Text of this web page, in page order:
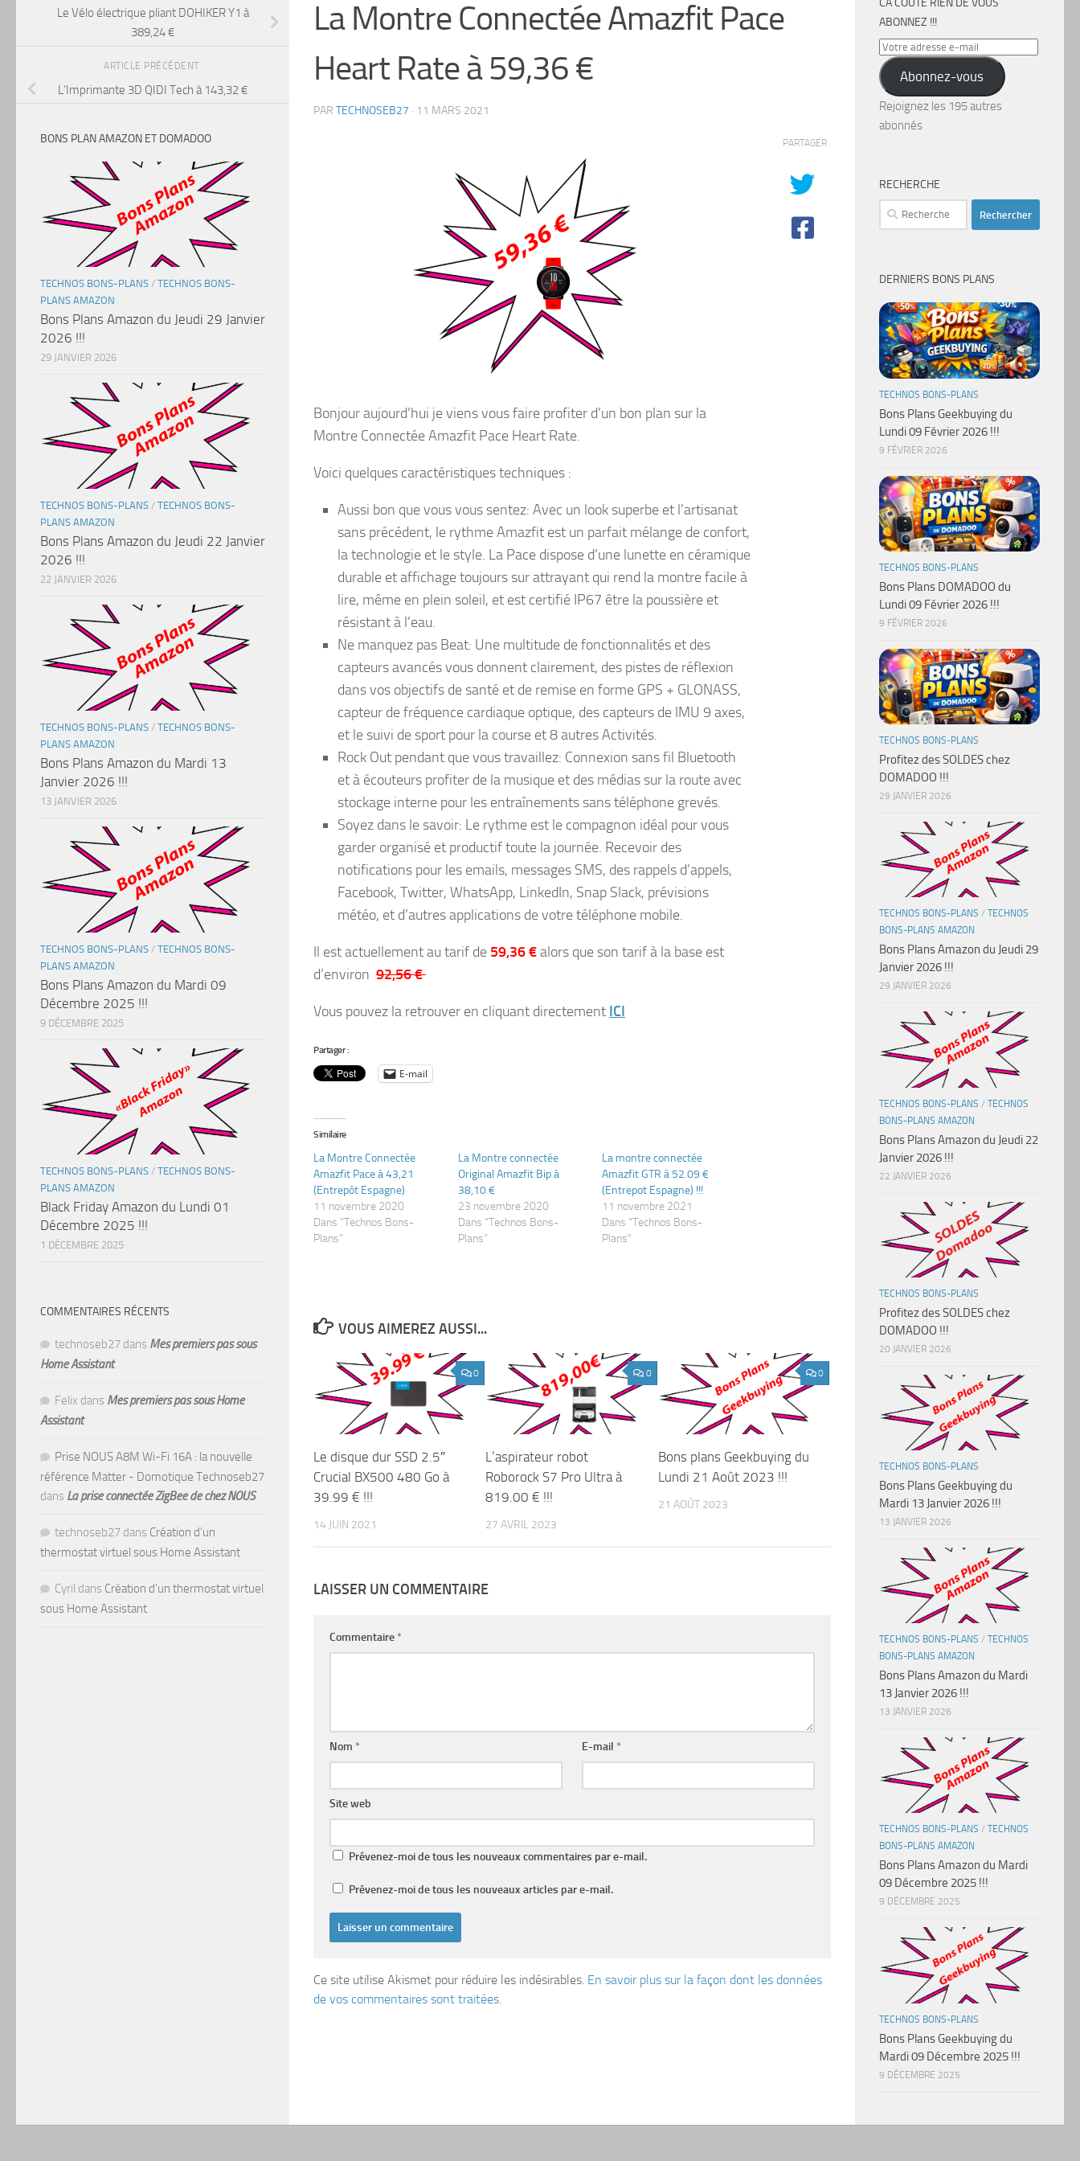
La Montre Connectée Amazfit Pace
Heart Rate à 59,36 €
PAR TECHNOSEB27 · 11 MARS 2021
Bonjour aujourd’hui je viens vous faire profiter d’un bon plan sur la
Montre Connectée Amazfit Pace Heart Rate.
Voici quelques caractéristiques techniques :
Aussi bon que vous vous sentez: Avec un look superbe et l’artisanat
sans précédent, le rythme Amazfit est un parfait mélange de confort,
la technologie et le style. La Pace dispose d’une lunette en céramique
durable et affichage toujours sur attrayant qui rend la montre facile à
lire, même en plein soleil, et est certifié IP67 être la poussière et
résistant à l’eau.
Ne manquez pas Beat: Une multitude de fonctionnalités et des
capteurs avancés vous donnent clairement, des pistes de réflexion
dans vos objectifs de santé et de remise en forme GPS + GLONASS,
capteur de fréquence cardiaque optique, des capteurs de IMU 9 axes,
et le suivi de sport pour la course et 8 autres Activités.
Rock Out pendant que vous travaillez: Connexion sans fil Bluetooth
et à écouteurs profiter de la musique et des médias sur la route avec
stockage interne pour les entraînements sans téléphone grevés.
Soyez dans le savoir: Le rythme est le compagnon idéal pour vous
garder organisé et productif toute la journée. Recevoir des
notifications pour les emails, messages SMS, des rappels d’appels,
Facebook, Twitter, WhatsApp, LinkedIn, Snap Slack, prévisions
météo, et d’autres applications de votre téléphone mobile.
Il est actuellement au tarif de 59,36 €alors que son tarif à la base est
d’environ 92,56 €
Vous pouvez la retrouver en cliquant directement ICI
Partager :
E-mail
Similaire
La Montre Connectée
Amazfit Pace à 43,21
(Entrepôt Espagne)
11 novembre 2020
Dans "Technos Bons-
Plans"
La Montre connectée
Original Amazfit Bip à
38,10 €
23 novembre 2020
Dans "Technos Bons-
Plans"
La montre connectée
Amazfit GTR à 52.09 €
(Entrepot Espagne) !!!
11 novembre 2021
Dans "Technos Bons-
Plans"
PARTAGER
VOUS AIMEREZ AUSSI...
0
Le disque dur SSD 2.5″
Crucial BX500 480 Go à
39.99 € !!!
14 JUIN 2021
0
L’aspirateur robot
Roborock S7 Pro Ultra à
819.00 € !!!
27 AVRIL 2023
0
Bons plans Geekbuying du
Lundi 21 Août 2023 !!!
21 AOÛT 2023
LAISSER UN COMMENTAIRE
Commentaire*
Nom * E-mail*
Site web
Prévenez-moi de tous les nouveaux commentaires par e-mail.
Prévenez-moi de tous les nouveaux articles par e-mail.
Ce site utilise Akismet pour réduire les indésirables. En savoir plus sur la façon dont les données
de vos commentaires sont traitées
Le Vélo électrique pliant DOHIKER Y1 à
389,24 €
ARTICLE PRÉCÉDENT
L’Imprimante 3D QIDI Tech à 143,32 €
BONS PLAN AMAZON ET DOMADOO
TECHNOS BONS-PLANS / TECHNOS BONS-
PLANS AMAZON
Bons Plans Amazon du Jeudi 29 Janvier
2026 !!!
29 JANVIER 2026
TECHNOS BONS-PLANS / TECHNOS BONS-
PLANS AMAZON
Bons Plans Amazon du Jeudi 22 Janvier
2026 !!!
22 JANVIER 2026
TECHNOS BONS-PLANS / TECHNOS BONS-
PLANS AMAZON
Bons Plans Amazon du Mardi 13
Janvier 2026 !!!
13 JANVIER 2026
TECHNOS BONS-PLANS / TECHNOS BONS-
PLANS AMAZON
Bons Plans Amazon du Mardi 09
Décembre 2025 !!!
9 DÉCEMBRE 2025
TECHNOS BONS-PLANS / TECHNOS BONS-
PLANS AMAZON
Black Friday Amazon du Lundi 01
Décembre 2025 !!!
1 DÉCEMBRE 2025
COMMENTAIRES RÉCENTS
technoseb27 dans Mes premiers pas sous
Home Assistant
Felix dans Mes premiers pas sous Home
Assistant
Prise NOUS A8M Wi-Fi 16A : la nouvelle
référence Matter - Domotique Technoseb27
dans La prise connectée ZigBee de chez NOUS
technoseb27 dans Création d’un
thermostat virtuel sous Home Assistant
Cyril dans Création d’un thermostat virtuel
sous Home Assistant
CA COÛTE RIEN DE VOUS
ABONNEZ !!!
Votre
adresse
e-
mail
Abonnez-vous
Rejoignez les 195 autres
abonnés
RECHERCHE
Rechercher :
DERNIERS BONS PLANS
TECHNOS BONS-PLANS
Bons Plans Geekbuying du
Lundi 09 Février 2026 !!!
9 FÉVRIER 2026
TECHNOS BONS-PLANS
Bons Plans DOMADOO du
Lundi 09 Février 2026 !!!
9 FÉVRIER 2026
TECHNOS BONS-PLANS
Profitez des SOLDES chez
DOMADOO !!!
29 JANVIER 2026
TECHNOS BONS-PLANS / TECHNOS
BONS-PLANS AMAZON
Bons Plans Amazon du Jeudi 29
Janvier 2026 !!!
29 JANVIER 2026
TECHNOS BONS-PLANS / TECHNOS
BONS-PLANS AMAZON
Bons Plans Amazon du Jeudi 22
Janvier 2026 !!!
22 JANVIER 2026
TECHNOS BONS-PLANS
Profitez des SOLDES chez
DOMADOO !!!
20 JANVIER 2026
TECHNOS BONS-PLANS
Bons Plans Geekbuying du
Mardi 13 Janvier 2026 !!!
13 JANVIER 2026
TECHNOS BONS-PLANS / TECHNOS
BONS-PLANS AMAZON
Bons Plans Amazon du Mardi
13 Janvier 2026 !!!
13 JANVIER 2026
TECHNOS BONS-PLANS / TECHNOS
BONS-PLANS AMAZON
Bons Plans Amazon du Mardi
09 Décembre 2025 !!!
9 DÉCEMBRE 2025
TECHNOS BONS-PLANS
Bons Plans Geekbuying du
Mardi 09 Décembre 2025 !!!
9 DÉCEMBRE 2025